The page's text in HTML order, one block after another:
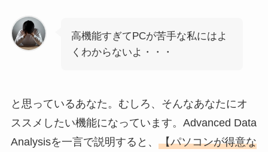
高機能すぎてPCが苦手な私にはよ
くわからないよ・・・
と思っているあなた。むしろ、そんなあなたにオ
ススメしたい機能になっています。Advanced Data
Analysisを一言で説明すると、 【パソコンが得意な